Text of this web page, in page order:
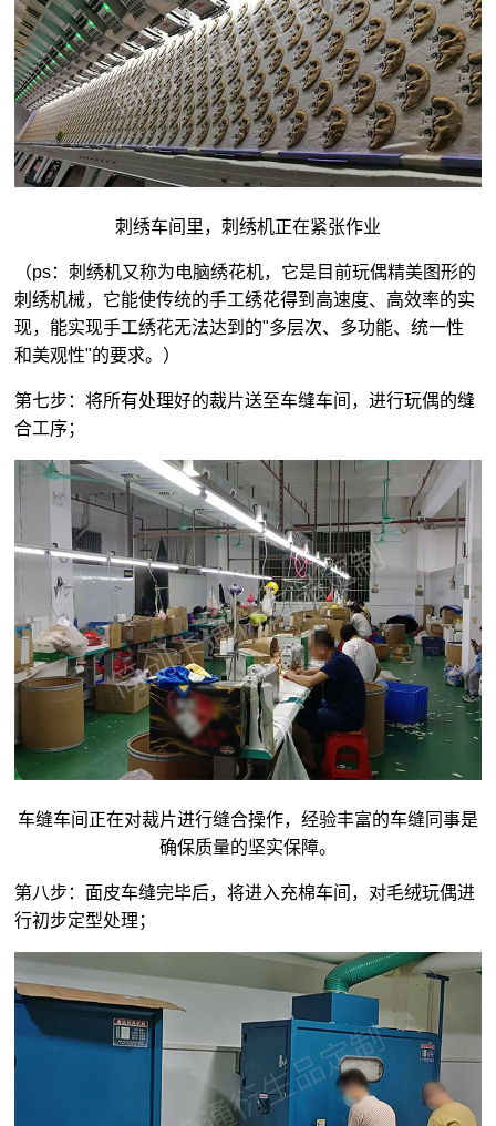
刺绣车间里，刺绣机正在紧张作业
（ps：刺绣机又称为电脑绣花机，它是目前玩偶精美图形的
刺绣机械，它能使传统的手工绣花得到高速度、高效率的实
现，能实现手工绣花无法达到的"多层次、多功能、统一性
和美观性"的要求。）
第七步：将所有处理好的裁片送至车缝车间，进行玩偶的缝
合工序；
车缝车间正在对裁片进行缝合操作，经验丰富的车缝同事是
确保质量的坚实保障。
第八步：面皮车缝完毕后，将进入充棉车间，对毛绒玩偶进
行初步定型处理；